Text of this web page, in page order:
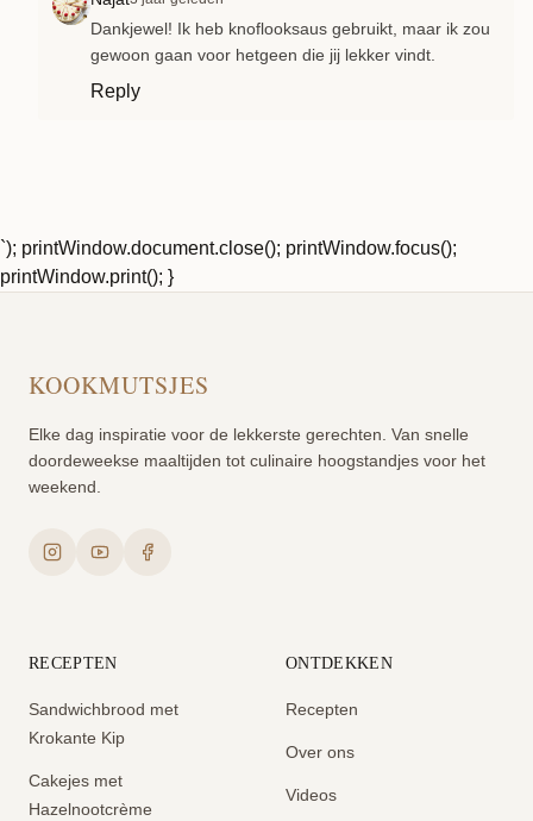
Dankjewel! Ik heb knoflooksaus gebruikt, maar ik zou
gewoon gaan voor hetgeen die jij lekker vindt.
Reply
`); printWindow.document.close(); printWindow.focus();
printWindow.print(); }
KOOKMUTSJES
Elke dag inspiratie voor de lekkerste gerechten. Van snelle
doordeweekse maaltijden tot culinaire hoogstandjes voor het
weekend.
RECEPTEN
Sandwichbrood met
Krokante Kip
Cakejes met
Hazelnootcrème
ONTDEKKEN
Recepten
Over ons
Videos